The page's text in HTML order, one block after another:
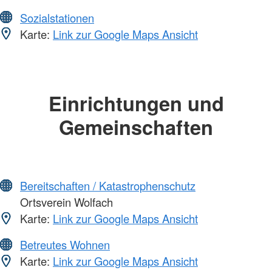
Sozialstationen
Karte: Link zur Google Maps Ansicht
Einrichtungen und
Gemeinschaften
Bereitschaften / Katastrophenschutz
Ortsverein Wolfach
Karte: Link zur Google Maps Ansicht
Betreutes Wohnen
Karte: Link zur Google Maps Ansicht